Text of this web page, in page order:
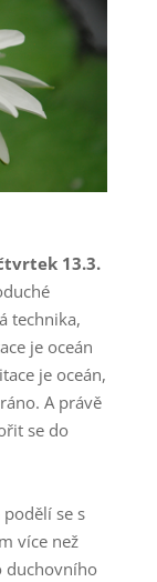
13.3.
technika,
je oceán
je oceán,
A právě
se do
se s
více než
duchovního